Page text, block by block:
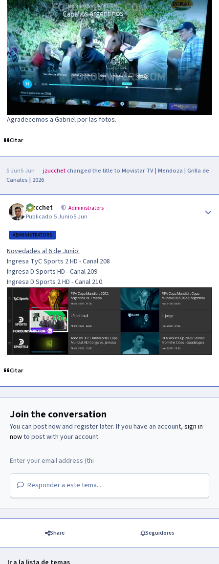
Agradecemos a Gabriel por las fotos.
Citar
5 Jun5 Jun jzucchetchanged the title to Movistar TV | Mendoza | Grilla de
Canales | 2026
jzucchet Administrators
Publicado 5 Junio5 Jun
ADMINISTRATORS
Novedades al 6 de Junio:
Ingresa TyC Sports 2 HD - Canal 208
Ingresa D Sports HD - Canal 209
Ingresa D Sports 2 HD - Canal 210.
Citar
Join the conversation
You can post now and register later. If you have an account, sign in
nowto post with your account.
Responder a este tema...
Share Seguidores